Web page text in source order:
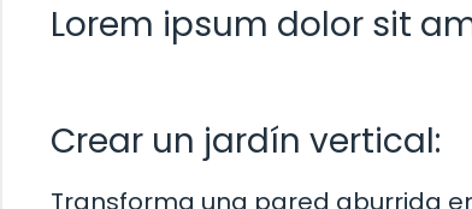
Lorem ipsum dolor sit
Crear un jardín vertical:
Transforma una pared aburrida